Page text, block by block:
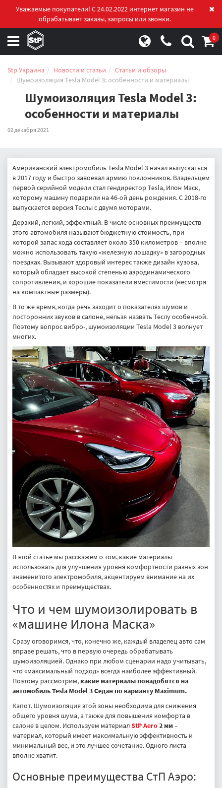
Уважаемые покупатели! С 24.02.2022 интернет магазин не
обрабатывает заказы, запросы или звонки.
0
Stp Украина Новости и статьи
Статьи и обзоры
Шумоизоляция Tesla Model 3: особенности и материалы
Шумоизоляция Tesla Model 3:
особенности и материалы
02 декабря 2021
Американский электромобиль Tesla Model 3 начал выпускаться
в 2017 году и быстро завоевал армию поклонников. Владельцем
первой серийной модели стал гендиректор Tesla, Илон Маск,
которому машину подарили на 46-ой день рождения. С 2018-го
выпускается версия Теслы с двумя моторами.
Дерзкий, легкий, эффектный. В числе основных преимуществ
этого автомобиля называют бюджетную стоимость, при
которой запас хода составляет около 350 километров – вполне
можно использовать такую «железную лошадку» в загородных
поездках. Вызывают здоровый интерес также дизайн кузова,
который обладает высокой степенью аэродинамического
сопротивления, и хорошие показатели вместимости (несмотря
на компактные размеры).
В то же время, когда речь заходит о показателях шумов и
посторонних звуков в салоне, нельзя назвать Теслу особенной.
Поэтому вопрос вибро-, шумоизоляции Tesla Model 3 волнует
многих.
В этой статье мы расскажем о том, какие материалы
использовать для улучшения уровня комфортности разных зон
знаменитого электромобиля, акцентируем внимание на их
особенностях и преимуществах.
Что и чем шумоизолировать в
«машине Илона Маска»
Сразу оговоримся, что, конечно же, каждый владелец авто сам
вправе решать, что в первую очередь обрабатывать
шумоизоляцией. Однако при любом сценарии надо учитывать,
что «максимальный подход» всегда наиболее эффективный.
Поэтому рассмотрим, какие материалы понадобятся на
автомобиль Tesla Model 3 Седан по варианту Maximum.
Капот. Шумоизоляция этой зоны необходима для снижения
общего уровня шума, а также для повышения комфорта в
салоне в целом. Используем материалStP Aero2 мм–
материал, который имеет максимальную эффективность и
минимальный вес, и это лучшее сочетание. Одного листа
вполне хватит.
Основные преимущества СтП Аэро: